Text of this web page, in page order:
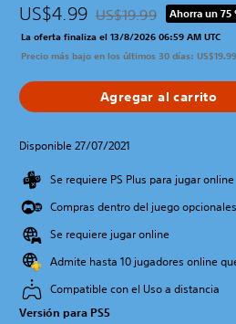
US$4.99 Rebajado del precio
US$19.99 Ahorra un 75
La oferta finaliza el 13/8/2026 06:59 AM UTC
Precio más bajo en los últimos 30 días: US$19.99
Agregar al carrito
Disponible 27/07/2021
Se requiere PS Plus para jugar online
Compras dentro del juego opcionales
Se requiere jugar online
Admite hasta 10 jugadores online
Compatible con el Uso a distancia
Versión para PS5